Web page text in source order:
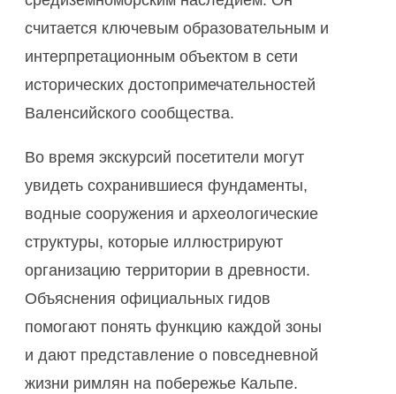
считается ключевым образовательным и
интерпретационным объектом в сети
исторических достопримечательностей
Валенсийского сообщества.
Во время экскурсий посетители могут
увидеть сохранившиеся фундаменты,
водные сооружения и археологические
структуры, которые иллюстрируют
организацию территории в древности.
Объяснения официальных гидов
помогают понять функцию каждой зоны
и дают представление о повседневной
жизни римлян на побережье Кальпе.